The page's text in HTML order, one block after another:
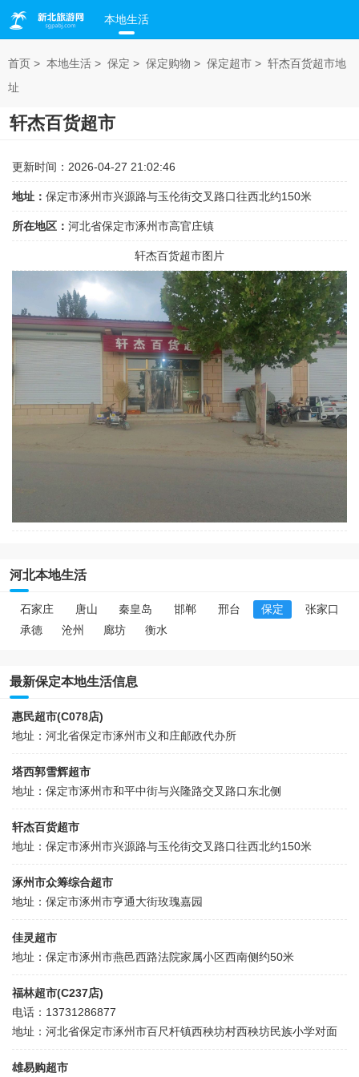
本地生活
首页 > 本地生活 > 保定 > 保定购物 > 保定超市 > 轩杰百货超市地
址
轩杰百货超市
更新时间：2026-04-27 21:02:46
地址： 保定市涿州市兴源路与玉伦街交叉路口往西北约150米
所在地区： 河北省保定市涿州市高官庄镇
轩杰百货超市图片
河北本地生活
石家庄 唐山 秦皇岛 邯郸 邢台 保定
张家口
承德
沧州 廊坊 衡水
最新保定本地生活信息
惠民超市(C078店)
地址：河北省保定市涿州市义和庄邮政代办所
塔西郭雪辉超市
地址：保定市涿州市和平中街与兴隆路交叉路口东北侧
轩杰百货超市
地址：保定市涿州市兴源路与玉伦街交叉路口往西北约150米
涿州市众筹综合超市
地址：保定市涿州市亨通大街玫瑰嘉园
佳灵超市
地址：保定市涿州市燕邑西路法院家属小区西南侧约50米
福林超市(C237店)
电话：13731286877
地址：河北省保定市涿州市百尺杆镇西秧坊村西秧坊民族小学对面
雄易购超市